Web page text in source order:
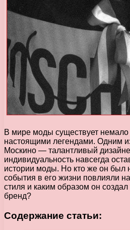
В мире моды существует немало
настоящими легендами. Одним
Москино — талантливый
индивидуальность навсегда
истории моды. Но кто же он был
события в его жизни повлияли
стиля и каким образом он
бренд?
Содержание статьи: